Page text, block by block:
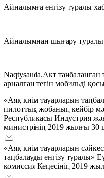
Айналымға енгізу туралы
Айналымнан шығару туралы
Naqtysauda.Акт таңбаланған
арналған тегін мобильді
«Аяқ киім тауарларын
пилоттық жобаның кейбір
Республикасы Индустрия
министрінің 2019 жылғы 30
«Аяқ киім тауарларын
таңбалауды енгізу туралы»
комиссия Кеңесінің 2019